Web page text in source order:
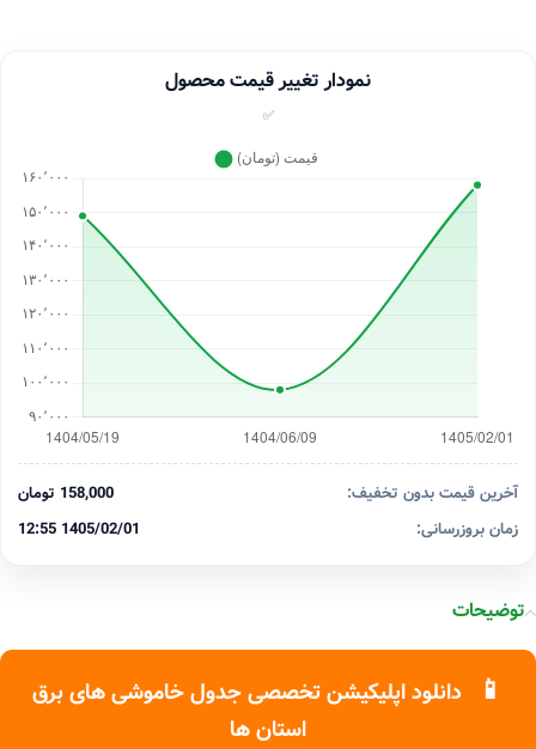
نمودار تغییر قیمت محصول
✅
آخرین قیمت بدون تخفیف:
158,000 تومان
زمان بروزرسانی:
1405/02/01 12:55
توضیحات
📱
دانلود اپلیکیشن تخصصی جدول خاموشی های برق
استان ها